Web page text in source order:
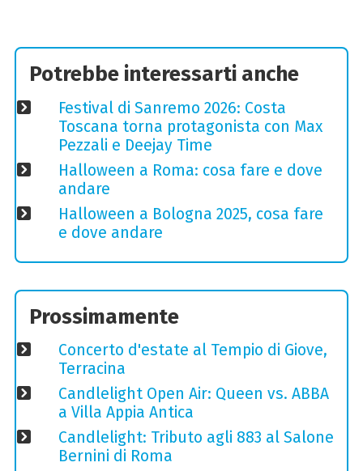
Potrebbe interessarti anche
Festival di Sanremo 2026: Costa
Toscana torna protagonista con Max
Pezzali e Deejay Time
Halloween a Roma: cosa fare e dove
andare
Halloween a Bologna 2025, cosa fare
e dove andare
Prossimamente
Concerto d'estate al Tempio di Giove,
Terracina
Candlelight Open Air: Queen vs. ABBA
a Villa Appia Antica
Candlelight: Tributo agli 883 al Salone
Bernini di Roma